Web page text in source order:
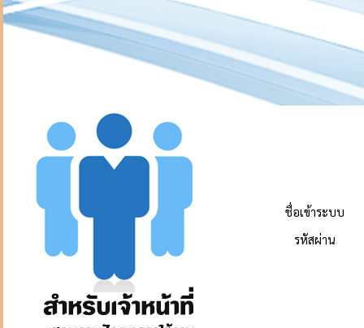
ชื่อเข้าระบบ
รหัสผ่าน